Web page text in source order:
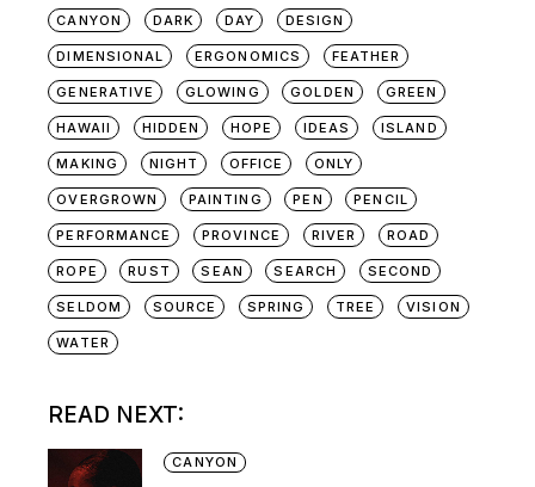
CANYON DARK DAY DESIGN
DIMENSIONAL ERGONOMICS FEATHER
GENERATIVE GLOWING GOLDEN GREEN
HAWAII HIDDEN HOPE IDEAS ISLAND
MAKING NIGHT OFFICE ONLY
OVERGROWN PAINTING PEN PENCIL
PERFORMANCE PROVINCE RIVER ROAD
ROPE RUST SEAN SEARCH SECOND
SELDOM SOURCE SPRING TREE VISION
WATER
READ NEXT:
CANYON